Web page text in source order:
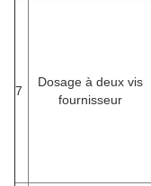
7
Dosage à deux vis
fournisseur